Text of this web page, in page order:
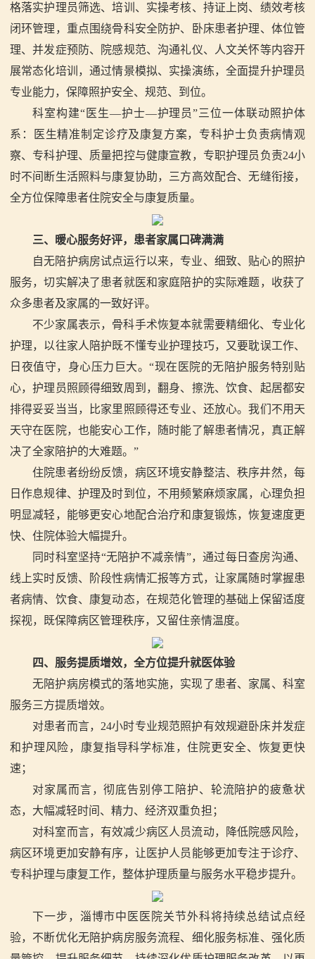
格落实护理员筛选、培训、实操考核、持证上岗、绩效考核
闭环管理，重点围绕骨科安全防护、卧床患者护理、体位管
理、并发症预防、院感规范、沟通礼仪、人文关怀等内容开
展常态化培训，通过情景模拟、实操演练，全面提升护理员
专业能力，保障照护安全、规范、到位。
科室构建“医生—护士—护理员”三位一体联动照护体
系：医生精准制定诊疗及康复方案，专科护士负责病情观
察、专科护理、质量把控与健康宣教，专职护理员负责24小
时不间断生活照料与康复协助，三方高效配合、无缝衔接，
全方位保障患者住院安全与康复质量。
三、暖心服务好评，患者家属口碑满满
自无陪护病房试点运行以来，专业、细致、贴心的照护
服务，切实解决了患者就医和家庭陪护的实际难题，收获了
众多患者及家属的一致好评。
不少家属表示，骨科手术恢复本就需要精细化、专业化
护理，以往家人陪护既不懂专业护理技巧，又要耽误工作、
日夜值守，身心压力巨大。“现在医院的无陪护服务特别贴
心，护理员照顾得细致周到，翻身、擦洗、饮食、起居都安
排得妥妥当当，比家里照顾得还专业、还放心。我们不用天
天守在医院，也能安心工作，随时能了解患者情况，真正解
决了全家陪护的大难题。”
住院患者纷纷反馈，病区环境安静整洁、秩序井然，每
日作息规律、护理及时到位，不用频繁麻烦家属，心理负担
明显减轻，能够更安心地配合治疗和康复锻炼，恢复速度更
快、住院体验大幅提升。
同时科室坚持“无陪护不减亲情”，通过每日查房沟通、
线上实时反馈、阶段性病情汇报等方式，让家属随时掌握患
者病情、饮食、康复动态，在规范化管理的基础上保留适度
探视，既保障病区管理秩序，又留住亲情温度。
四、服务提质增效，全方位提升就医体验
无陪护病房模式的落地实施，实现了患者、家属、科室
服务三方提质增效。
对患者而言， 24小时专业规范照护有效规避卧床并发症
和护理风险，康复指导科学标准，住院更安全、恢复更快
速；
对家属而言，彻底告别停工陪护、轮流陪护的疲惫状
态，大幅减轻时间、精力、经济双重负担；
对科室而言，有效减少病区人员流动，降低院感风险，
病区环境更加安静有序，让医护人员能够更加专注于诊疗、
专科护理与康复工作，整体护理质量与服务水平稳步提升。
下一步，淄博市中医医院关节外科将持续总结试点经
验，不断优化无陪护病房服务流程、细化服务标准、强化质